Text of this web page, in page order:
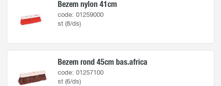
Bezem nylon 41cm
code: 01259000
st (8/ds)
Bezem rond 45cm bas.africa
code: 01257100
st (6/ds)